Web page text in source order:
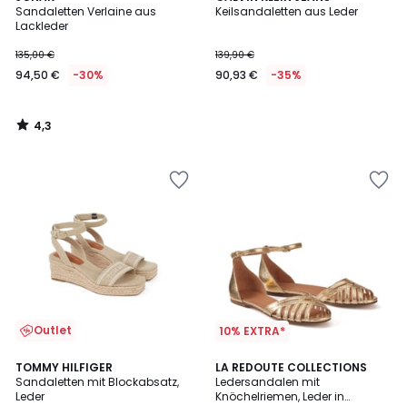
Sandaletten Verlaine aus
Lackleder
135,00 €
94,50 € -30%
/ 5
4,3
/
Keilsandaletten aus Leder
139,90 €
90,93 € -35%
Outlet
TOMMY HILFIGER
Sandaletten mit Blockabsatz,
Leder
10% EXTRA*
LA REDOUTE COLLECTIONS
Ledersandalen mit
Knöchelriemen, Leder in
4,3
/ 5